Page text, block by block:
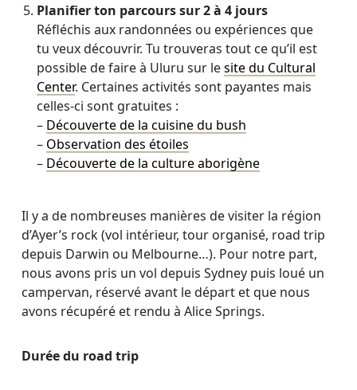
Planifier ton parcours sur 2 à 4 jours
Réfléchis aux randonnées ou expériences que
tu veux découvrir. Tu trouveras tout ce qu’il est
possible de faire à Uluru sur lesite du Cultural
Center. Certaines activités sont payantes mais
celles-ci sont gratuites :
– Découverte de la cuisine du bush
– Observation des étoiles
– Découverte de la culture aborigène
Il y a de nombreuses manières de visiter la région
d’Ayer’s rock (vol intérieur, tour organisé, road trip
depuis Darwin ou Melbourne…). Pour notre part,
nous avons pris un vol depuis Sydney puis loué un
campervan, réservé avant le départ et que nous
avons récupéré et rendu à Alice Springs.
Durée du road trip